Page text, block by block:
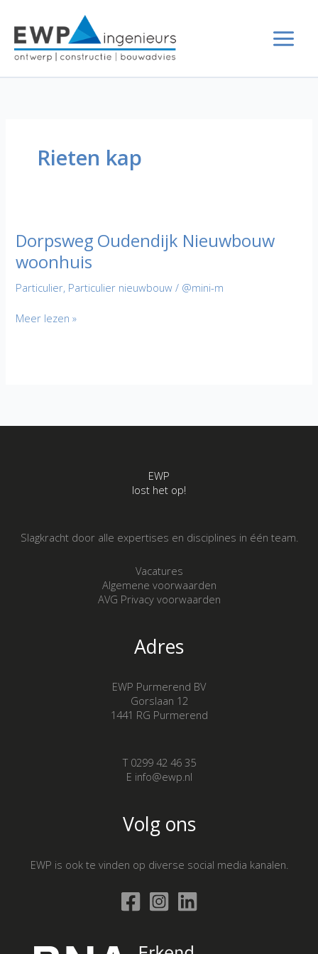
inhoud
Rieten kap
Dorpsweg Oudendijk Nieuwbouw
woonhuis
Particulier, Particulier nieuwbouw / @mini-m
Dorpsweg
Meer lezen »
EWP
lost het op!
Slagkracht door alle expertises en disciplines in één team.
Vacatures
Algemene voorwaarden
AVG Privacy voorwaarden
Adres
EWP Purmerend BV
Gorslaan 12
1441 RG Purmerend
T 0299 42 46 35
E info@ewp.nl
Volg ons
EWP is ook te vinden op diverse social media kanalen.